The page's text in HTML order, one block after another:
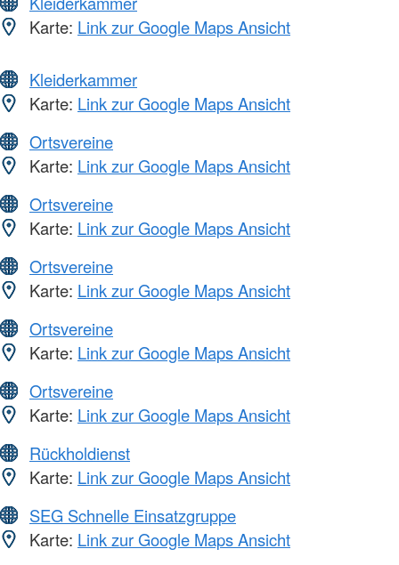
Karte: Link zur Google Maps Ansicht
Kleiderkammer
Karte: Link zur Google Maps Ansicht
Ortsvereine
Karte: Link zur Google Maps Ansicht
Ortsvereine
Karte: Link zur Google Maps Ansicht
Ortsvereine
Karte: Link zur Google Maps Ansicht
Ortsvereine
Karte: Link zur Google Maps Ansicht
Ortsvereine
Karte: Link zur Google Maps Ansicht
Rückholdienst
Karte: Link zur Google Maps Ansicht
SEG Schnelle Einsatzgruppe
Karte: Link zur Google Maps Ansicht